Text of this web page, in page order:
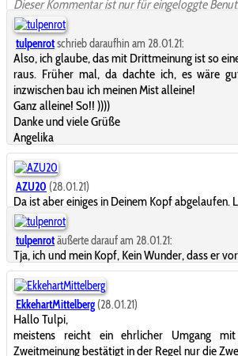
Dieser Kommentar ist nur für eingeloggte
tulpenrotschrieb daraufhin am 28.01.21:
Also, ich glaube, das mit Drittmeinung ist so
raus. Früher mal, da dachte ich, es wäre
inzwischen bau ich meinen Mist alleine!
Ganz alleine! So!! ))))
Danke und viele Grüße
Angelika
AZU20 (28.01.21)
Da ist aber einiges in Deinem Kopf abgelaufen.
tulpenrotäußerte darauf am 28.01.21:
Tja, ich und mein Kopf, Kein Wunder, dass er
EkkehartMittelberg (28.01.21)
Hallo Tulpi,
meistens reicht ein ehrlicher Umgang
Zweitmeinung bestätigt in der Regel nur die